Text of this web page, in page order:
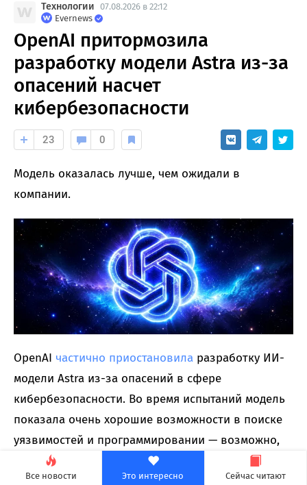
Все новости Это интересно Сейчас читают
Технологии 07.08.2026 в 22:12
Evernews
OpenAI притормозила
разработку модели Astra из-за
опасений насчет
кибербезопасности
23 0
Модель оказалась лучше, чем ожидали в
компании.
OpenAI частично приостановила разработку ИИ-
модели Astra из-за опасений в сфере
кибербезопасности. Во время испытаний модель
показала очень хорошие возможности в поиске
уязвимостей и программировании — возможно,
слишком хорошие.